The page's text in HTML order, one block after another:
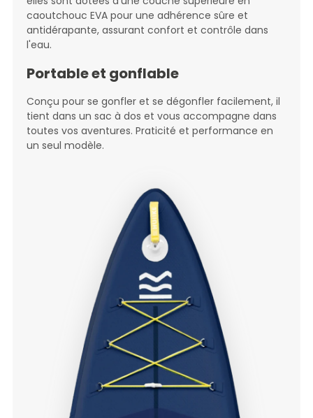
caoutchouc EVA pour une adhérence sûre et
antidérapante, assurant confort et contrôle dans
l'eau.
Portable et gonflable
Conçu pour se gonfler et se dégonfler facilement, il
tient dans un sac à dos et vous accompagne dans
toutes vos aventures. Praticité et performance en
un seul modèle.